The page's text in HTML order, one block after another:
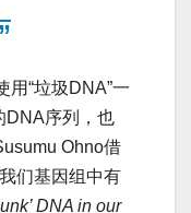
“垃圾DNA”一
DNA序列，也
Ohno借
们基因组中有
DNA in our